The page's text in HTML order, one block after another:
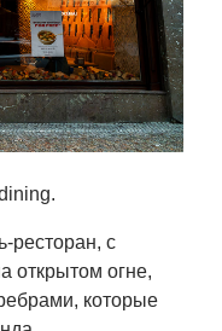
ресторан, с
открытом огне,
которые